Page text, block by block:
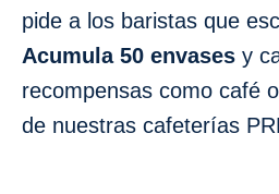
pide a los baristas que
Acumula 50 envases y
recompensas como café
de nuestras cafeterías